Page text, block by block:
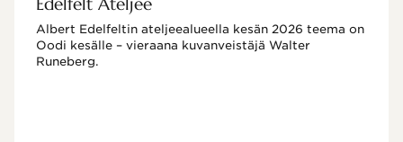
Albert Edelfeltin ateljeealueella kesän 2026 teema on
Oodi kesälle – vieraana kuvanveistäjä Walter